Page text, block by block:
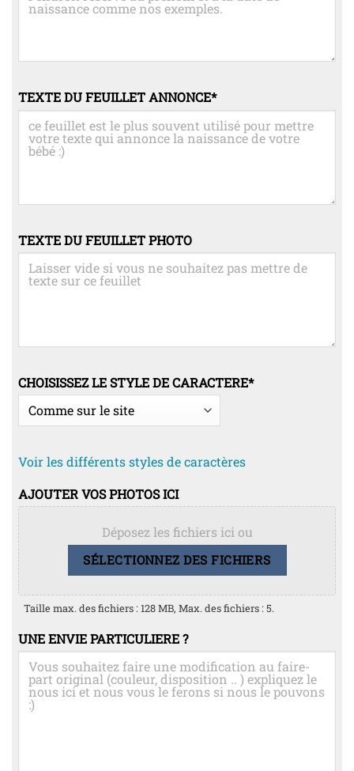
TEXTE DU FEUILLET ANNONCE*
TEXTE DU FEUILLET PHOTO
CHOISISSEZ LE STYLE DE CARACTERE*
Voir les différents styles de caractères
AJOUTER VOS PHOTOS ICI
Déposez les fichiers ici ou
SÉLECTIONNEZ DES FICHIERS
Taille max. des fichiers : 128 MB, Max. des fichiers : 5.
UNE ENVIE PARTICULIERE ?